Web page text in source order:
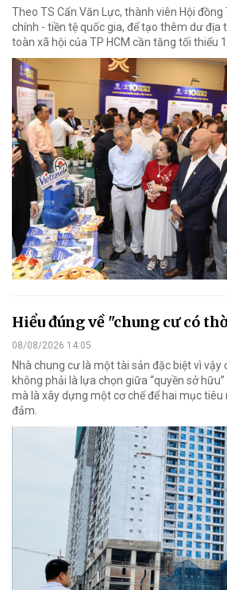
Theo TS Cấn Văn Lực, thành viên Hội
chính - tiền tệ quốc gia, để tạo thêm dư
toàn xã hội của TP HCM cần tăng tối thiểu
Hiểu đúng về "chung cư có
08/08/2026 14:05
Nhà chung cư là một tài sản đặc biệt vì vậy
không phải là lựa chọn giữa “quyền sở
mà là xây dựng một cơ chế để hai mục tiêu
đảm.